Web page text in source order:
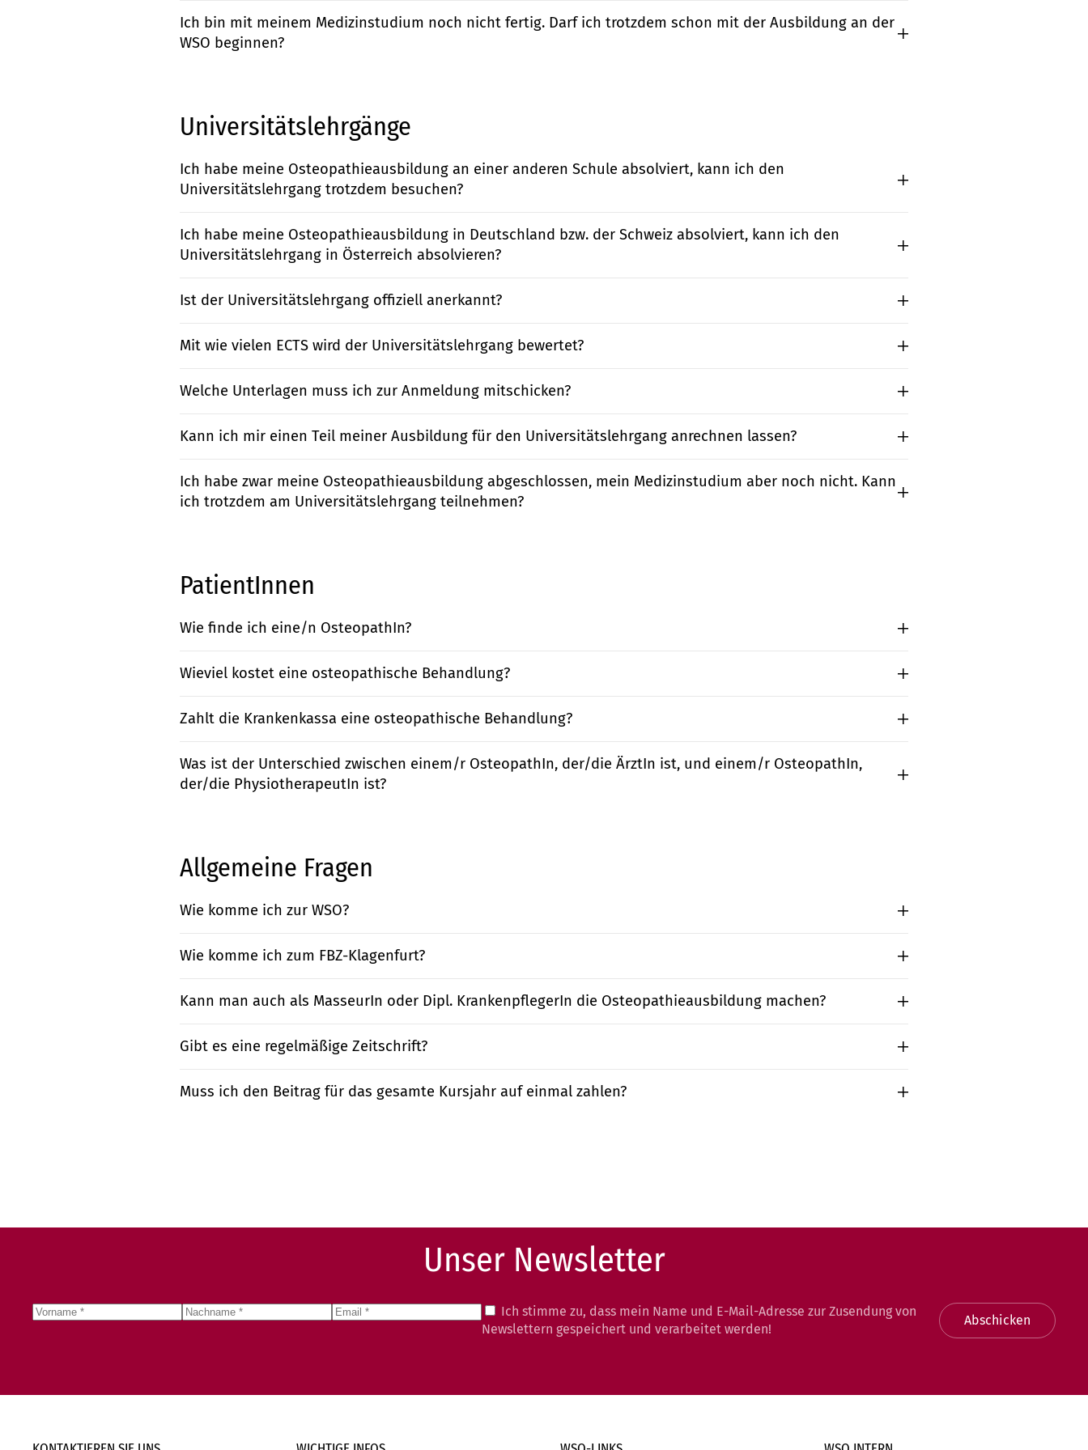
Ich bin mit meinem Medizinstudium noch nicht fertig. Darf ich trotzdem schon mit der Ausbildung an der
WSO beginnen?
Universitätslehrgänge
Ich habe meine Osteopathieausbildung an einer anderen Schule absolviert, kann ich den
Universitätslehrgang trotzdem besuchen?
Ich habe meine Osteopathieausbildung in Deutschland bzw. der Schweiz absolviert, kann ich den
Universitätslehrgang in Österreich absolvieren?
Ist der Universitätslehrgang offiziell anerkannt?
Mit wie vielen ECTS wird der Universitätslehrgang bewertet?
Welche Unterlagen muss ich zur Anmeldung mitschicken?
Kann ich mir einen Teil meiner Ausbildung für den Universitätslehrgang anrechnen lassen?
Ich habe zwar meine Osteopathieausbildung abgeschlossen, mein Medizinstudium aber noch nicht. Kann
ich trotzdem am Universitätslehrgang teilnehmen?
PatientInnen
Wie finde ich eine/n OsteopathIn?
Wieviel kostet eine osteopathische Behandlung?
Zahlt die Krankenkassa eine osteopathische Behandlung?
Was ist der Unterschied zwischen einem/r OsteopathIn, der/die ÄrztIn ist, und einem/r OsteopathIn,
der/die PhysiotherapeutIn ist?
Allgemeine Fragen
Wie komme ich zur WSO?
Wie komme ich zum FBZ-Klagenfurt?
Kann man auch als MasseurIn oder Dipl. KrankenpflegerIn die Osteopathieausbildung machen?
Gibt es eine regelmäßige Zeitschrift?
Muss ich den Beitrag für das gesamte Kursjahr auf einmal zahlen?
Unser Newsletter
Ich stimme zu, dass mein Name und E-Mail-Adresse zur Zusendung von
Newslettern gespeichert und verarbeitet werden!
Abschicken